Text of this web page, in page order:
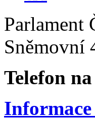
Parlament
Sněmovní
Telefon
Informace